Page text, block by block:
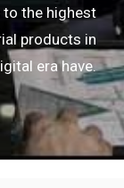
to the highest
products in
era have.